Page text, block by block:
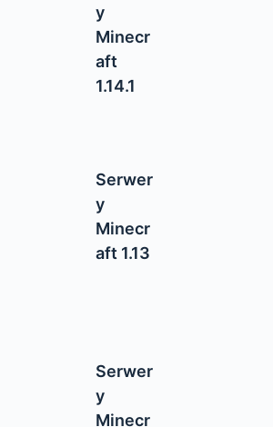
y
Minecr
aft
1.14.1
Serwer
y
Minecr
aft 1.13
Serwer
y
Minecr